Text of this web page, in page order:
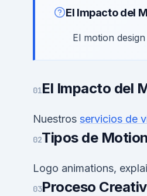
El Impacto del
El motion
01El Impacto del
Nuestros servicios de
02Tipos de
Logo animations,
03Proceso